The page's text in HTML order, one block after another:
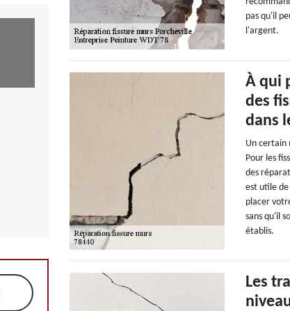
pas qu'il
l'argent.
À qui
des
dans
Un certain
Pour les
des
est utile de
placer
sans qu'il
établis.
Les